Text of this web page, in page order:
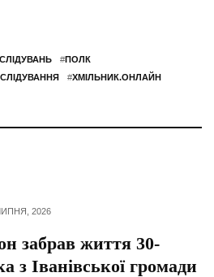
#ПОЛК
#ХМІЛЬНИК.ОНЛАЙН
2026
забрав життя 30-
з Іванівської громади